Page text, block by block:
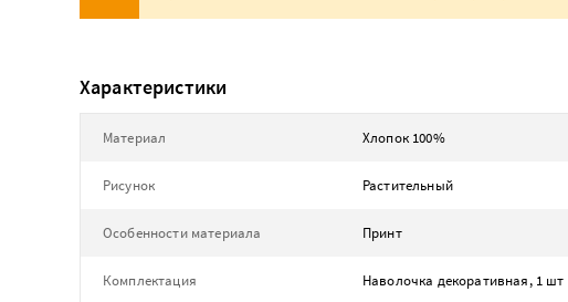
Характеристики
Материал Хлопок 100%
Рисунок Растительный
Особенности материала Принт
Комплектация Наволочка декоративная, 1 шт